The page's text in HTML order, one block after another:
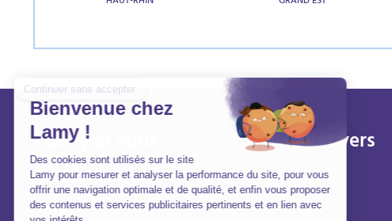
Lamy et vous
Aide et contact
FAQ
Aller vers
Acheter
Louer